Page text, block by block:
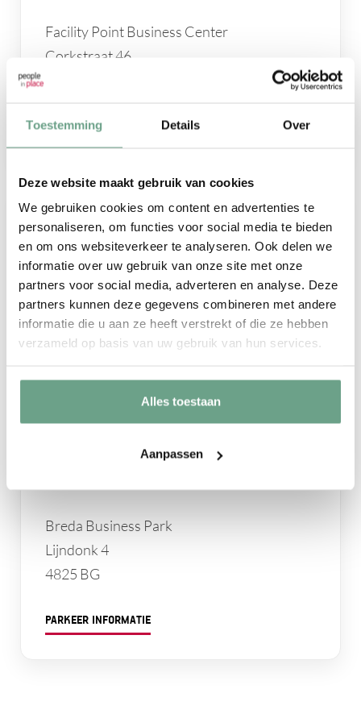
Toestemming Details Over
Deze website maakt gebruik van cookies
We gebruiken cookies om content en advertenties te
personaliseren, om functies voor social media te bieden
en om ons websiteverkeer te analyseren. Ook delen we
informatie over uw gebruik van onze site met onze
partners voor social media, adverteren en analyse. Deze
partners kunnen deze gegevens combineren met andere
informatie die u aan ze heeft verstrekt of die ze hebben
verzameld op basis van uw gebruik van hun services.
Alles toestaan
Aanpassen
Facility Point Business Center
Corkstraat 46
PARKEER INFORMATIE
Breda Business Park
Lijndonk 4
4825 BG
PARKEER INFORMATIE